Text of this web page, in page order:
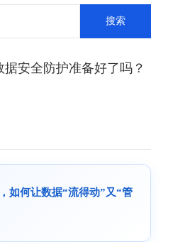
搜索
安全防护准备好了吗？
如何让数据“流得动”又“管